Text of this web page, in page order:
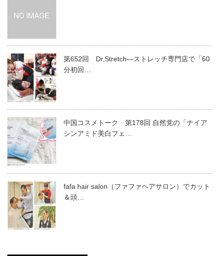
第652回 Dr.Stretch―ストレッチ専門店で「60
分初回…
中国コスメトーク 第178回 自然党の「ナイア
シンアミド美白フェ…
fafa hair salon（ファファヘアサロン）でカット
＆頭…